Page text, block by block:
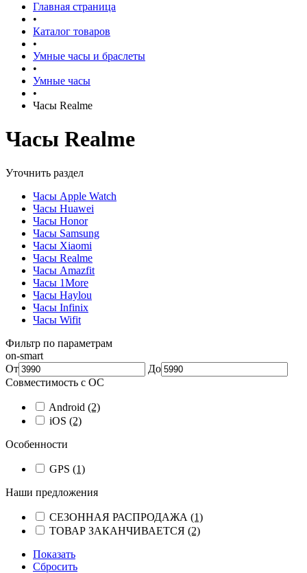
Главная страница
•
Каталог товаров
•
Умные часы и браслеты
•
Умные часы
•
Часы Realme
Часы Realme
Уточнить раздел
Часы Apple Watch
Часы Huawei
Часы Honor
Часы Samsung
Часы Xiaomi
Часы Realme
Часы Amazfit
Часы 1More
Часы Haylou
Часы Infinix
Часы Wifit
Фильтр по параметрам
on-smart
От
До
Совместимость с ОС
Android (2)
iOS (2)
Особенности
GPS (1)
Наши предложения
СЕЗОННАЯ РАСПРОДАЖА (1)
ТОВАР ЗАКАНЧИВАЕТСЯ (2)
Показать
Сбросить